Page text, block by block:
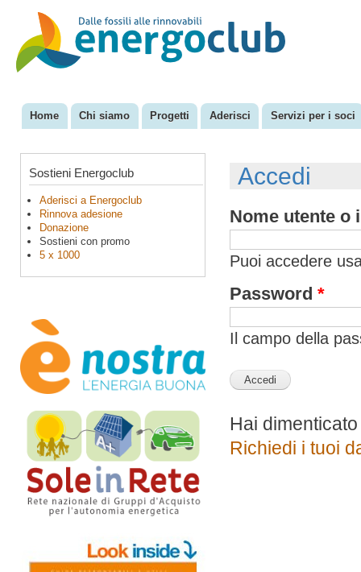
EnergoClub
per la
riconversione
del sistema
Menu principale
Home Chi siamo Progetti Aderisci Servizi per i soci
Sostieni Energoclub
Aderisci a Energoclub
Rinnova adesione
Donazione
Sostieni con promo
5 x 1000
Accedi
Nome utente
Puoi accedere
Password *
Il campo della
Hai
Richiedi i tuoi